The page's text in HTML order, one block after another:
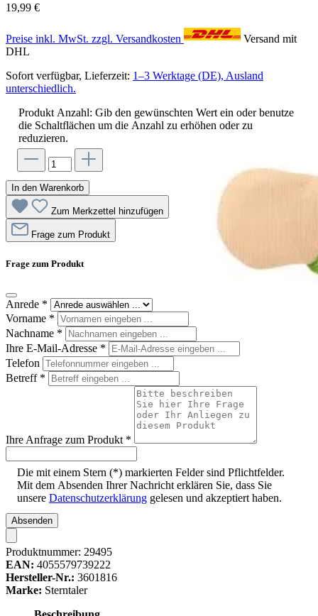
19,99 €
Preise inkl. MwSt. zzgl. Versandkosten
Versand mit
DHL
Sofort verfügbar, Lieferzeit: 1–3 Werktage (DE), Ausland
unterschiedlich.
Produkt Anzahl: Gib den gewünschten Wert ein oder benutze
die Schaltflächen um die Anzahl zu erhöhen oder zu
reduzieren.
In den Warenkorb
Zum Merkzettel hinzufügen
Frage zum Produkt
Frage zum Produkt
Anrede *
Vorname *
Nachname *
Ihre E-Mail-Adresse *
Telefon
Betreff *
Ihre Anfrage zum Produkt *
Die mit einem Stern (*) markierten Felder sind Pflichtfelder.
Mit dem Absenden Ihrer Nachricht erklären Sie, dass Sie
unsere Datenschutzerklärung gelesen und akzeptiert haben.
Absenden
Produktnummer: 29495
EAN: 4055579739222
Hersteller-Nr.: 3601816
Marke: Sterntaler